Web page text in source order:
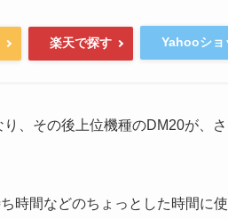
楽天で探す Yahooショ
、その後上位機種のDM20が、
時間などのちょっとした時間に